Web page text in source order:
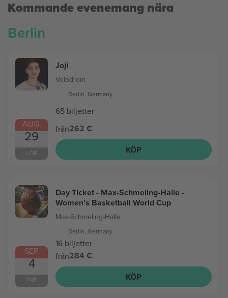
Kommande evenemang nära
Berlin
AUG.
29
LÖR
Joji
Velodrom
Berlin, Germany
65 biljetter
från262 €
KÖP
SEP.
4
FRE
Day Ticket - Max-Schmeling-Halle -
Women’s Basketball World Cup
Max-Schmeling-Halle
Berlin, Germany
16 biljetter
från284 €
KÖP